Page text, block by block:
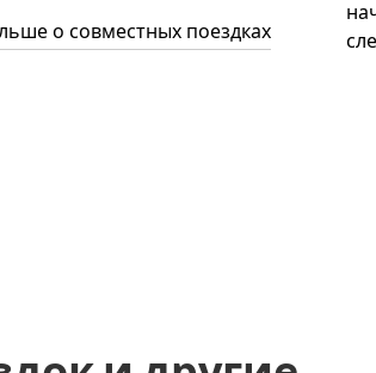
о совместных поездках